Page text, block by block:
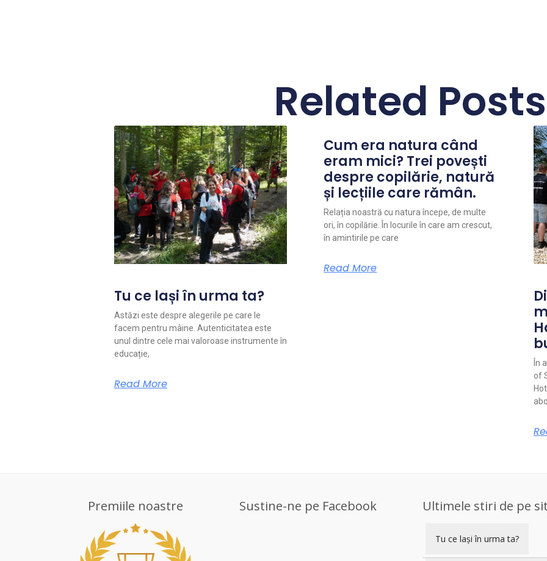
Related Posts
Tu ce lași în urma ta?
Astăzi este despre alegerile pe care le
facem pentru mâine. Autenticitatea este
unul dintre cele mai valoroase instrumente în
educație,
Read More
Cum era natura când
eram mici? Trei povești
despre copilărie, natură
și lecțiile care rămân.
Relația noastră cu natura începe, de multe
ori, în copilărie. În locurile în care am crescut,
în amintirile pe care
Read More
În
of
Premiile noastre Sustine-ne pe Facebook Ultimele stiri de pe
Tu ce lași în urma ta?